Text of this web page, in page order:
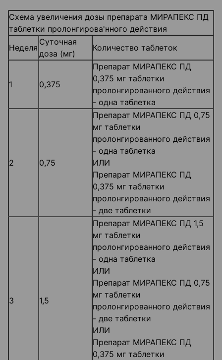
Схема увеличения дозы препарата МИРАПЕКС ПД
таблетки пролонгирова'нного действия
Неделя
Суточная
доза (мг)
Количество таблеток
1 0,375
Препарат МИРАПЕКС ПД
0,375 мг таблетки
пролонгированного действия
- одна таблетка
2 0,75
Препарат МИРАПЕКС ПД 0,75
мг таблетки
пролонгированного действия
- одна таблетка
ИЛИ
Препарат МИРАПЕКС ПД
0,375 мг таблетки
пролонгированного действия
- две таблетки
3 1,5
Препарат МИРАПЕКС ПД 1,5
мг таблетки
пролонгированного действия
- одна таблетка
ИЛИ
Препарат МИРАПЕКС ПД 0,75
мг таблетки
пролонгированного действия
- две таблетки
ИЛИ
Препарат МИРАПЕКС ПД
0,375 мг таблетки